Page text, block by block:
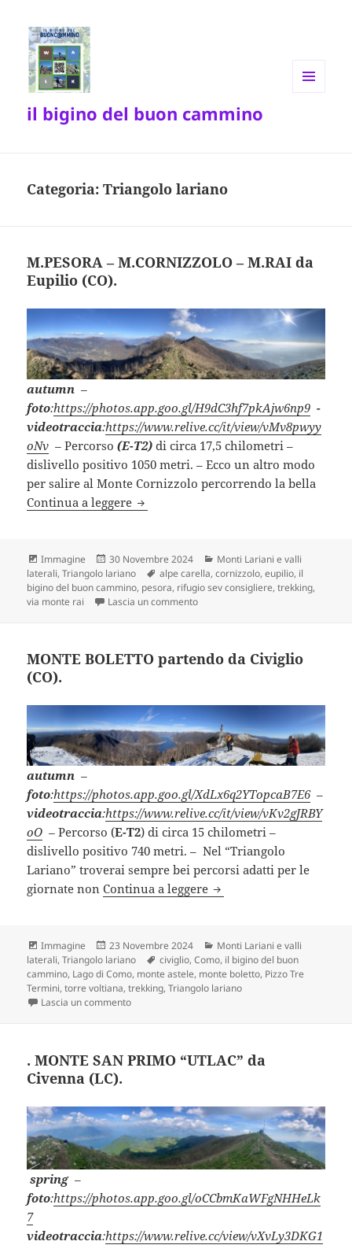
il bigino del buon cammino
Categoria:Triangolo lariano
M.PESORA – M.CORNIZZOLO – M.RAI da
Eupilio (CO).
autumn –
foto:https://photos.app.goo.gl/H9dC3hf7pkAjw6np9 -
videotraccia:https://www.relive.cc/it/view/vMv8pwyy
oNv –Percorso(E-T2) di circa 17,5 chilometri –
dislivello positivo 1050 metri. – Ecco un altro modo
per salire al Monte Cornizzolo percorrendo la bella
Continua a leggere M.PESORA – M.CORNIZZOLO –
Formato
Immagine
Scritto
il
30 Novembre 2024 Categorie
Monti Lariani e valli
laterali,Triangolo lariano Tag
alpe carella,cornizzolo,eupilio, il
bigino del buon cammino, pesora, rifugio sev consigliere,trekking,
via monte rai
Lascia un commentosu M.PESORA – M.CORNIZZOLO –
MONTE BOLETTO partendo da Civiglio
(CO).
autumn –
foto:https://photos.app.goo.gl/XdLx6q2YTopcaB7E6 –
videotraccia:https://www.relive.cc/it/view/vKv2gJRBY
oO –Percorso (E-T2) di circa 15 chilometri –
dislivello positivo 740 metri. – Nel “Triangolo
Lariano” troverai sempre bei percorsi adatti per le
giornate nonContinua a leggere MONTE BOLETTO
Formato
Immagine
Scritto
il
23 Novembre 2024 Categorie
Monti Lariani e valli
laterali,Triangolo lariano Tag
civiglio,Como, il bigino del buon
cammino, Lago di Como, monte astele, monte boletto, Pizzo Tre
Termini,torre voltiana,trekking,Triangolo lariano
Lascia un commentosu MONTE BOLETTO partendo da Civiglio (CO).
. MONTE SAN PRIMO “UTLAC” da
Civenna (LC).
spring –
foto:https://photos.app.goo.gl/oCCbmKaWFgNHHeLk
7
videotraccia:https://www.relive.cc/view/vXvLy3DKG1